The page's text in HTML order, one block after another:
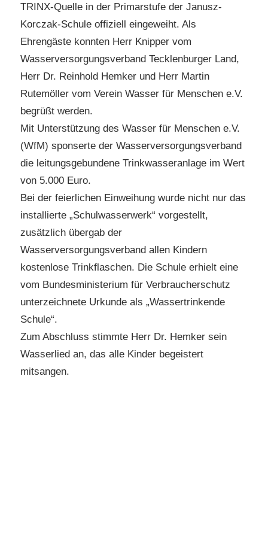
TRINX-Quelle in der Primarstufe der Janusz-
Korczak-Schule offiziell eingeweiht. Als
Ehrengäste konnten Herr Knipper vom
Wasserversorgungsverband Tecklenburger Land,
Herr Dr. Reinhold Hemker und Herr Martin
Rutemöller vom Verein Wasser für Menschen e.V.
begrüßt werden.
Mit Unterstützung des Wasser für Menschen e.V.
(WfM) sponserte der Wasserversorgungsverband
die leitungsgebundene Trinkwasseranlage im Wert
von 5.000 Euro.
Bei der feierlichen Einweihung wurde nicht nur das
installierte „Schulwasserwerk“ vorgestellt,
zusätzlich übergab der
Wasserversorgungsverband allen Kindern
kostenlose Trinkflaschen. Die Schule erhielt eine
vom Bundesministerium für Verbraucherschutz
unterzeichnete Urkunde als „Wassertrinkende
Schule“.
Zum Abschluss stimmte Herr Dr. Hemker sein
Wasserlied an, das alle Kinder begeistert
mitsangen.